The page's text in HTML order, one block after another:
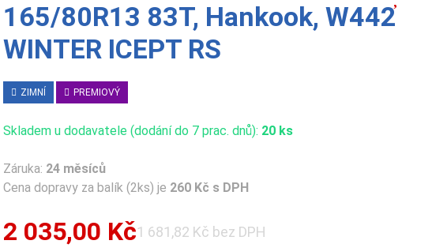
165/80R13 83T, Hankook, W442
WINTER ICEPT RS
ZIMNÍ PREMIOVÝ
Skladem u dodavatele (dodání do 7 prac. dnů): 20 ks
Záruka: 24 měsíců
Cena dopravy za balík (2ks) je 260 Kč s DPH
2 035,00 Kč1 681,82 Kč bez DPH